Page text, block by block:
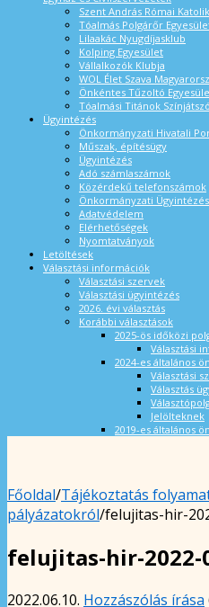
Szent András Római
Tóalmás Polgárőr
Lilaakác Nyugdíjasklub
Kolping Egyesület
Vállalkozók Klubja
WOL Élet Szava
Önkéntes Tűzoltó
Tóalmási Titánok
Ügyintézés
Önkormányzati Hivatali
Műszak, építésügy
Ügyintézés
Adó számlaszámok
Közérdekű telefonszámok
Önkormányzati
Adatvédelem
Elérhetőségek
Nyomtatványok
Letöltések
Választási információk
Választási szervek
Választási ügyintézés
2026. évi választás
Korábbi választások
2025-ös időközi
Választási
2024-es általános
Választási
Választás
Jelölteknek
2019-es általános
Főoldal/Tájékoztatás
pályázatokról/felujitas-hir-
felujitas-hir-2022-
2022.06.10. Hozzászólás írása